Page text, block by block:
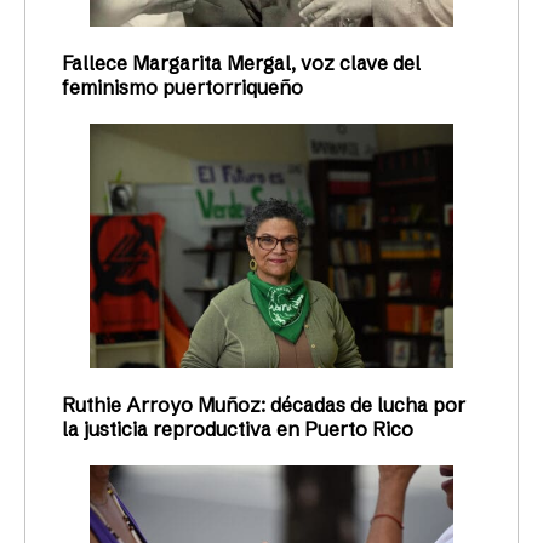
Fallece Margarita Mergal, voz clave del
feminismo puertorriqueño
Ruthie Arroyo Muñoz: décadas de lucha por
la justicia reproductiva en Puerto Rico